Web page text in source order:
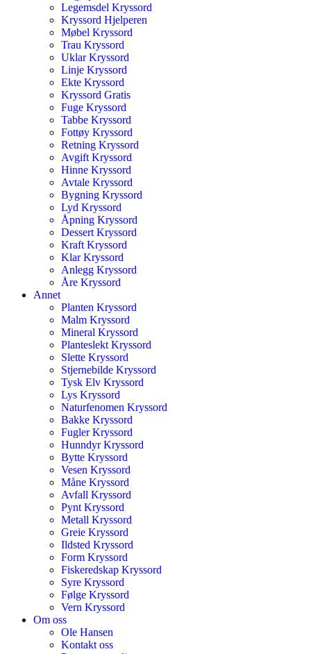
Legemsdel Kryssord
Kryssord Hjelperen
Møbel Kryssord
Trau Kryssord
Uklar Kryssord
Linje Kryssord
Ekte Kryssord
Kryssord Gratis
Fuge Kryssord
Tabbe Kryssord
Fottøy Kryssord
Retning Kryssord
Avgift Kryssord
Hinne Kryssord
Avtale Kryssord
Bygning Kryssord
Lyd Kryssord
Åpning Kryssord
Dessert Kryssord
Kraft Kryssord
Klar Kryssord
Anlegg Kryssord
Åre Kryssord
Annet
Planten Kryssord
Malm Kryssord
Mineral Kryssord
Planteslekt Kryssord
Slette Kryssord
Stjernebilde Kryssord
Tysk Elv Kryssord
Lys Kryssord
Naturfenomen Kryssord
Bakke Kryssord
Fugler Kryssord
Hunndyr Kryssord
Bytte Kryssord
Vesen Kryssord
Måne Kryssord
Avfall Kryssord
Pynt Kryssord
Metall Kryssord
Greie Kryssord
Ildsted Kryssord
Form Kryssord
Fiskeredskap Kryssord
Syre Kryssord
Følge Kryssord
Vern Kryssord
Om oss
Ole Hansen
Kontakt oss